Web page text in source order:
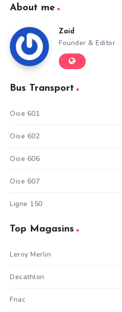
About me
Zaid
Founder & Editor
Bus Transport
Oise 601
Oise 602
Oise 606
Oise 607
Ligne 150
Top Magasins
Leroy Merlin
Decathlon
Fnac